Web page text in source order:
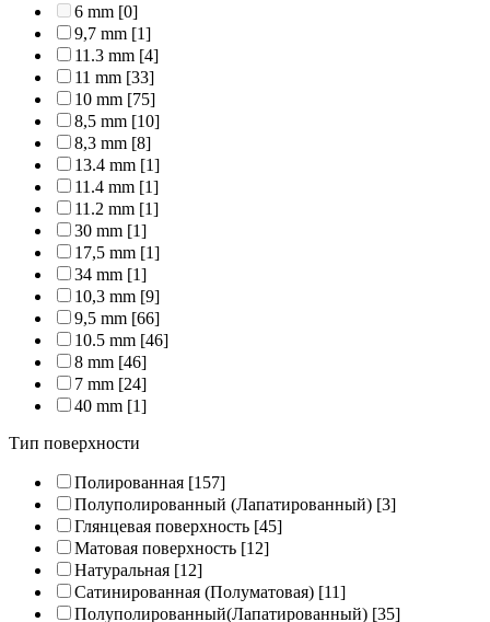
6 mm [0]
9,7 mm [1]
11.3 mm [4]
11 mm [33]
10 mm [75]
8,5 mm [10]
8,3 mm [8]
13.4 mm [1]
11.4 mm [1]
11.2 mm [1]
30 mm [1]
17,5 mm [1]
34 mm [1]
10,3 mm [9]
9,5 mm [66]
10.5 mm [46]
8 mm [46]
7 mm [24]
40 mm [1]
Тип поверхности
Полированная [157]
Полуполированный (Лапатированный) [3]
Глянцевая поверхность [45]
Матовая поверхность [12]
Натуральная [12]
Сатинированная (Полуматовая) [11]
Полуполированный(Лапатированный) [35]